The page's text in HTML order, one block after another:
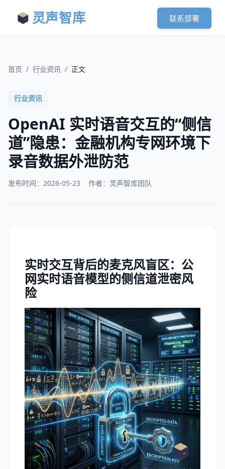
灵声智库 联系部署
首页 / 行业资讯 / 正文
行业资讯
OpenAI 实时语音交互的“侧信
道”隐患：金融机构专网环境下
录音数据外泄防范
发布时间： 2026-05-23 作者：灵声智库团队
实时交互背后的麦克风盲区：公
网实时语音模型的侧信道泄密风
险